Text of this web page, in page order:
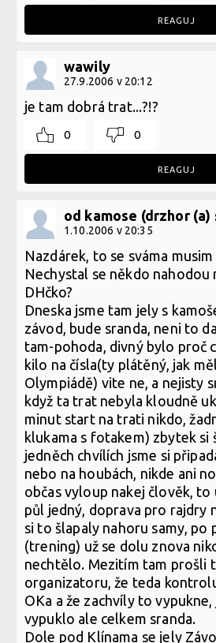
REAGUJ
wawily
27.9.2006 v 20:12
je tam dobrá trat...?!?
0 0
REAGUJ
od kamose (drzhor (a)
1.10.2006 v 20:35
Nazdárek, to se sváma
Nechystal se někdo nahodou
DHčko?
Dneska jsme tam jely s
závod, bude sranda, neni to
tam-pohoda, divný bylo proč
kilo na čísla(ty plátěný, jak
Olympiádě) vite ne, a nejisty
když ta trat nebyla kloudně
minut start na trati nikdo,
klukama s fotakem) zbytek si
jedněch chvílích jsme si
nebo na houbách, nikde ani
občas vyloup nakej člověk, to
půl jedný, doprava pro rajdry
si to šlapaly nahoru samy, po
(trening) už se dolu znova
nechtělo. Mezitím tam prošli
organizatoru, že teda
OKa a že zachvíly to
vypuklo ale celkem sranda.
Dole pod Klínama se jely